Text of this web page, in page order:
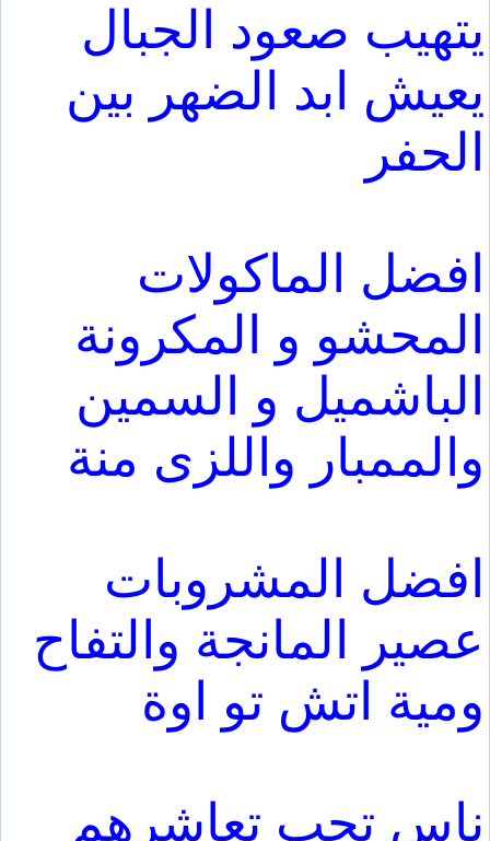
يتهيب صعود الجبال
يعيش ابد الضهر بين
الحفر
افضل الماكولات
المحشو و المكرونة
الباشميل و السمين
والممبار واللزى منة
افضل المشروبات
عصير المانجة والتفاح
ومية اتش تو اوة
ناس تحب تعاشرهم